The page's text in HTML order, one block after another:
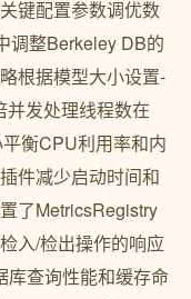
键配置参数调优数
调整Berkeley DB的
根据模型大小设置-
发处理线程数在
衡CPU利用率和内
件减少启动时间和
了MetricsRegistry
入/检出操作的响应
库查询性能和缓存命